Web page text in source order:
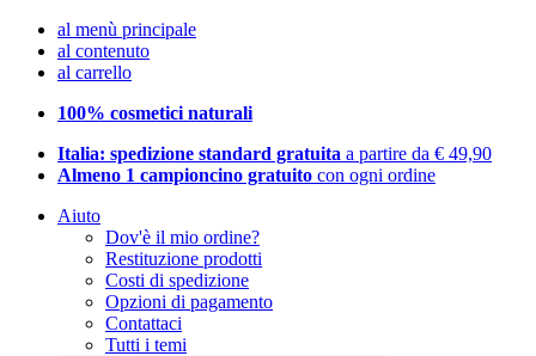
al menù principale
al contenuto
al carrello
100% cosmetici naturali
Italia: spedizione standard gratuita a partire da € 49,90
Almeno 1 campioncino gratuito con ogni ordine
Aiuto
Dov'è il mio ordine?
Restituzione prodotti
Costi di spedizione
Opzioni di pagamento
Contattaci
Tutti i temi